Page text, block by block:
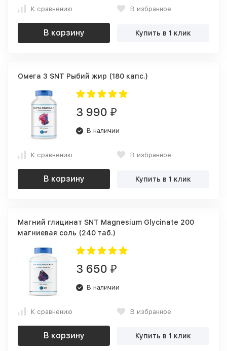
К сравнению В избранное
В корзину Купить в 1 клик
Омега 3 SNT Рыбий жир (180 капс.)
3 990 ₽
В наличии
К сравнению В избранное
В корзину Купить в 1 клик
Магний глицинат SNT Magnesium Glycinate 200
магниевая соль (240 таб.)
3 650 ₽
В наличии
К сравнению В избранное
В корзину Купить в 1 клик